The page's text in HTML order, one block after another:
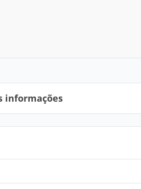
informações